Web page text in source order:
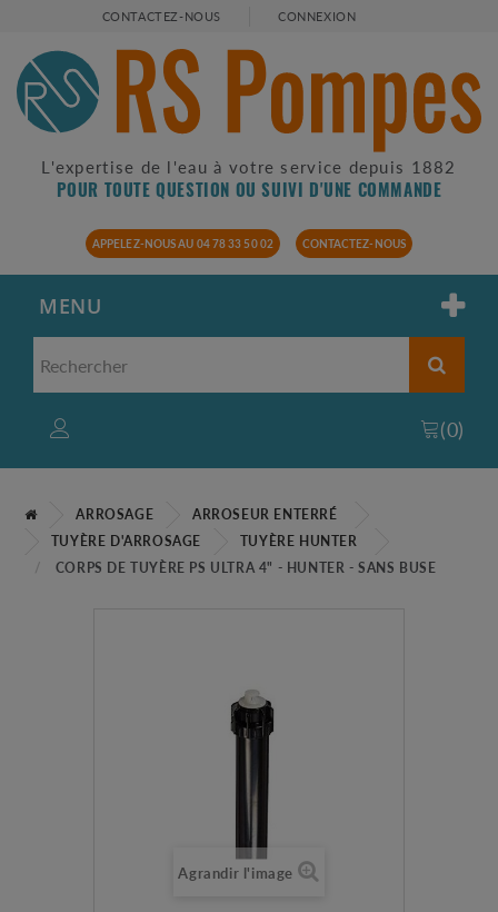
CONTACTEZ-NOUS CONNEXION
L'expertise de l'eau à votre service depuis 1882
POUR TOUTE QUESTION OU SUIVI D'UNE COMMANDE
APPELEZ-NOUS AU 04 78 33 50 02 CONTACTEZ-NOUS
MENU
(0)
ARROSAGE
ARROSEUR ENTERRÉ
TUYÈRE D'ARROSAGE
TUYÈRE HUNTER
CORPS DE TUYÈRE PS ULTRA 4" - HUNTER - SANS BUSE
Agrandir l'image